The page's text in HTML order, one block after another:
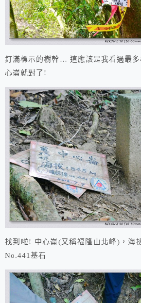
釘滿標示的樹幹… 這應該是我看過最
心崙就對了!
找到啦! 中心崙(又稱福隆山北峰)，海
No.441基石